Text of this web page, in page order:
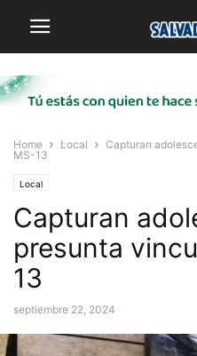
Home Local
Capturan
MS-13
Local
Capturan
presunta
13
septiembre 22, 2024